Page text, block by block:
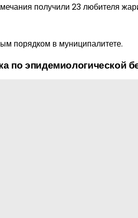
получили 23 любителя
порядком в муниципалитете.
по эпидемиологической